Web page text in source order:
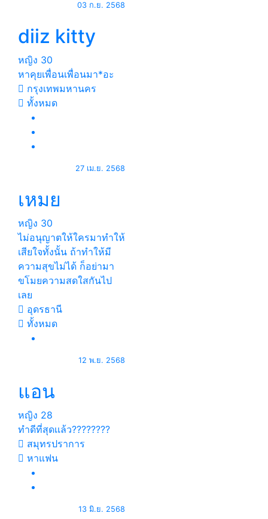
03 ก.ย. 2568
diiz kitty
หญิง 30
หาคุย​เพื่อน​เพื่อน​มา*อะ
กรุงเทพมหานคร
ทั้งหมด
27 เม.ย. 2568
เหมย
หญิง 30
ไม่อนุญาตให้ใครมาทำให้
เสียใจทั้งนั้น ถ้าทำให้มี
ความสุขไม่ได้ ก็อย่ามา
ขโมยความสดใสกันไป
เลย
อุดรธานี
ทั้งหมด
12 พ.ย. 2568
แอน
หญิง 28
ทำดีที่สุดเเล้ว????????
สมุทรปราการ
หาแฟน
13 มิ.ย. 2568